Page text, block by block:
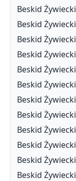
Beskid Żywiecki
Beskid Żywiecki
Beskid Żywiecki
Beskid Żywiecki
Beskid Żywiecki
Beskid Żywiecki
Beskid Żywiecki
Beskid Żywiecki
Beskid Żywiecki
Beskid Żywiecki
Beskid Żywiecki
Beskid Żywiecki